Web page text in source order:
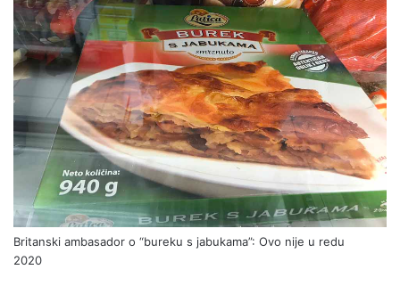
Britanski ambasador o “bureku s jabukama”: Ovo nije u redu
2020